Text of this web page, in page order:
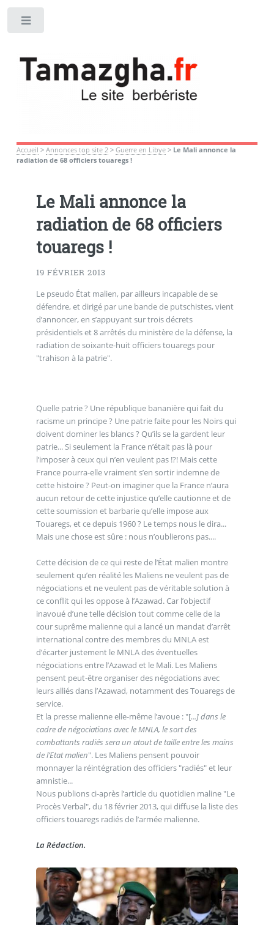
Accueil > Annonces top site 2> Guerre en Libye> Le Mali annonce la
radiation de 68 officiers touaregs !
Le Mali annonce la
radiation de 68 officiers
touaregs !
19 FÉVRIER 2013
Le pseudo État malien, par ailleurs incapable de se
défendre, et dirigé par une bande de putschistes, vient
d’annoncer, en s’appuyant sur trois décrets
présidentiels et 8 arrêtés du ministère de la défense, la
radiation de soixante-huit officiers touaregs pour
"trahison à la patrie".
Quelle patrie ? Une république bananière qui fait du
racisme un principe ? Une patrie faite pour les Noirs qui
doivent dominer les blancs ? Qu’ils se la gardent leur
patrie... Si seulement la France n’était pas là pour
l’imposer à ceux qui n’en veulent pas !?! Mais cette
France pourra-elle vraiment s’en sortir indemne de
cette histoire ? Peut-on imaginer que la France n’aura
aucun retour de cette injustice qu’elle cautionne et de
cette soumission et barbarie qu’elle impose aux
Touaregs, et ce depuis 1960 ? Le temps nous le dira...
Mais une chose est sûre : nous n’oublierons pas....
Cette décision de ce qui reste de l’État malien montre
seulement qu’en réalité les Maliens ne veulent pas de
négociations et ne veulent pas de véritable solution à
ce conflit qui les oppose à l’Azawad. Car l’objectif
inavoué d’une telle décision tout comme celle de la
cour suprême malienne qui a lancé un mandat d’arrêt
international contre des membres du MNLA est
d’écarter justement le MNLA des éventuelles
négociations entre l’Azawad et le Mali. Les Maliens
pensent peut-être organiser des négociations avec
leurs alliés dans l’Azawad, notamment des Touaregs de
service.
Et la presse malienne elle-même l’avoue : "[...] dans le
cadre de négociations avec le MNLA, le sort des
combattants radiés sera un atout de taille entre les mains
de l’Etat malien". Les Maliens pensent pouvoir
monnayer la réintégration des officiers "radiés" et leur
amnistie...
Nous publions ci-après l’article du quotidien maline "Le
Procès Verbal", du 18 février 2013, qui diffuse la liste des
officiers touaregs radiés de l’armée malienne.
La Rédaction.